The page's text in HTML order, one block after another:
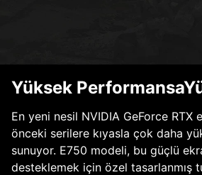
Yüksek
En yeni nesil NVIDIA GeForce RTX
önceki serilere kıyasla çok daha
sunuyor. E750 modeli, bu güçlü
desteklemek için özel tasarlanmış